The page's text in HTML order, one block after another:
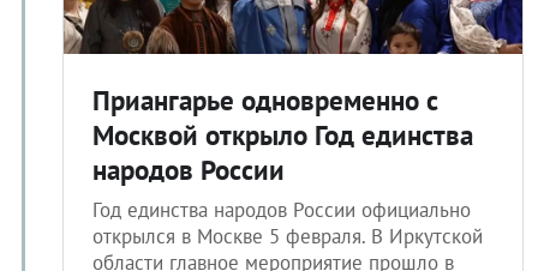
Приангарье одновременно с
Москвой открыло Год единства
народов России
Год единства народов России официально
открылся в Москве 5 февраля. В Иркутской
области главное мероприятие прошло в